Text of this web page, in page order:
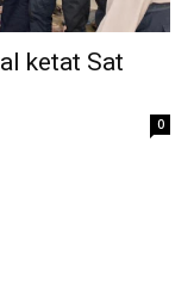
ketat Sat
0